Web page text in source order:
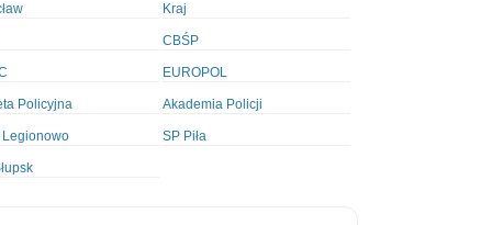
Kraj
CBŚP
EUROPOL
Policyjna Akademia Policji
Legionowo SP Piła